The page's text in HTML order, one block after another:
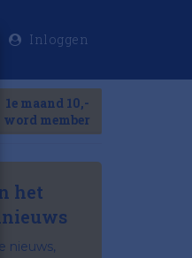
Inloggen
1e maand 10,-
word member
het
nieuws,